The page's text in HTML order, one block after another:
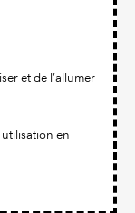
et de l’allumer
utilisation en